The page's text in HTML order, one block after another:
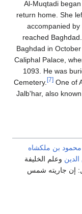
Al-Muqtadi
return home. She
accompanied
reached
Baghdad in
Caliphal Palace,
1093. He was
Cemetery.
[7] One of
Jalb'har, also
محمود بن ملكشاه
وعلم الخليفة
إن جاريته شمس